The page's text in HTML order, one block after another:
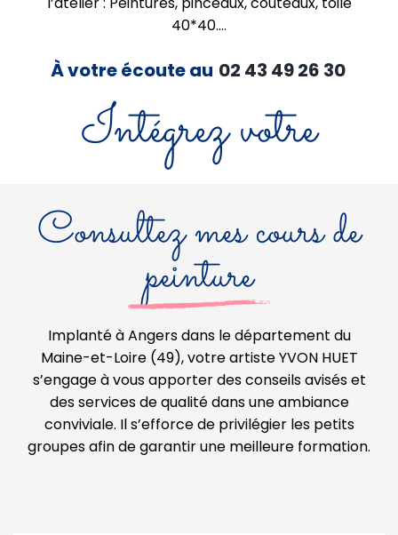
Intégrez votre
40*40….
À votre écoute au 02 43 49 26 30
Consultez mes cours de
peinture
Implanté à Angers dans le département du
Maine-et-Loire (49), votre artiste YVON HUET
s’engage à vous apporter des conseils avisés et
des services de qualité dans une ambiance
conviviale. Il s’efforce de privilégier les petits
groupes afin de garantir une meilleure formation.